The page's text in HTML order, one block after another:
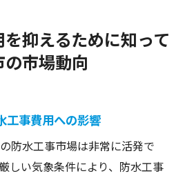
抑えるために知って
市場動向
工事費用への影響
防水工事市場は非常に活発で
しい気象条件により、防水工事